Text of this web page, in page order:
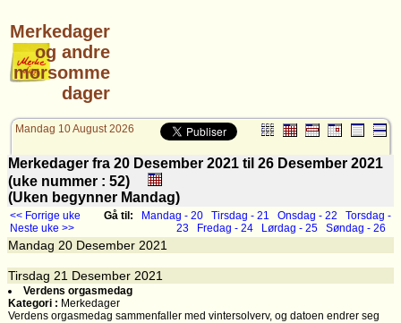
Merkedager
og andre
morsomme
dager
Mandag 10 August 2026
Merkedager fra 20 Desember 2021 til 26 Desember 2021
(uke nummer : 52)
(Uken begynner Mandag)
<< Forrige uke
Neste uke >>
Gå til: Mandag - 20 Tirsdag - 21 Onsdag - 22
Torsdag -
23
Fredag - 24 Lørdag - 25 Søndag - 26
Mandag 20 Desember 2021
Tirsdag 21 Desember 2021
Verdens orgasmedag
Kategori : Merkedager
Verdens orgasmedag sammenfaller med vintersolverv, og datoen endrer seg